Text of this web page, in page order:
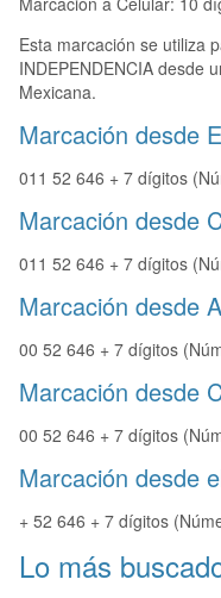
Esta marcación se utiliza
INDEPENDENCIA desde
Mexicana.
Marcación desde
011 52 646 + 7 dígitos
Marcación desde
011 52 646 + 7 dígitos
Marcación desde
00 52 646 + 7 dígitos
Marcación desde
00 52 646 + 7 dígitos
Marcación desde
+ 52 646 + 7 dígitos
Lo más